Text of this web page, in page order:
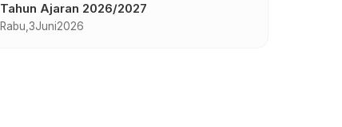
Tahun Ajaran 2026/2027
Rabu, 3Juni2026